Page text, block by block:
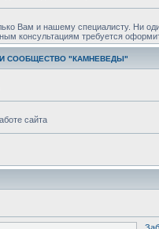
Вам и нашему специалисту. Ни
консультациям требуется
И СООБЩЕСТВО "КАМНЕВЕДЫ"
сайта